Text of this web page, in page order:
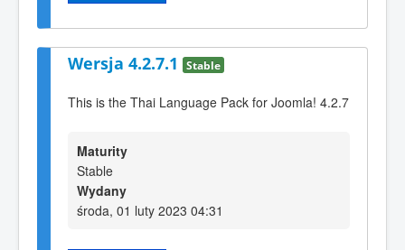
Wersja 4.2.7.1 Stable
This is the Thai Language Pack for Joomla! 4.2.7
Maturity
Stable
Wydany
środa, 01 luty 2023 04:31